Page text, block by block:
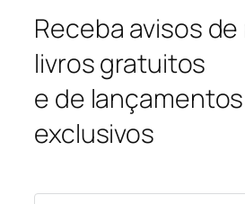
Receba avisos
livros gratuitos
e de lançamentos
exclusivos